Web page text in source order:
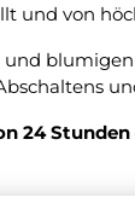
und von
und
24